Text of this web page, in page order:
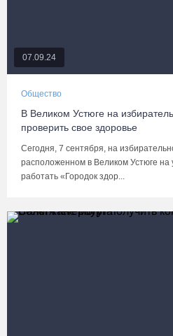
07.09.24
Общество
В Великом Устюге на
проверить свое здоровье
Сегодня, 7 сентября, на
расположенном в Великом Устюге на
работать «Городок здор...